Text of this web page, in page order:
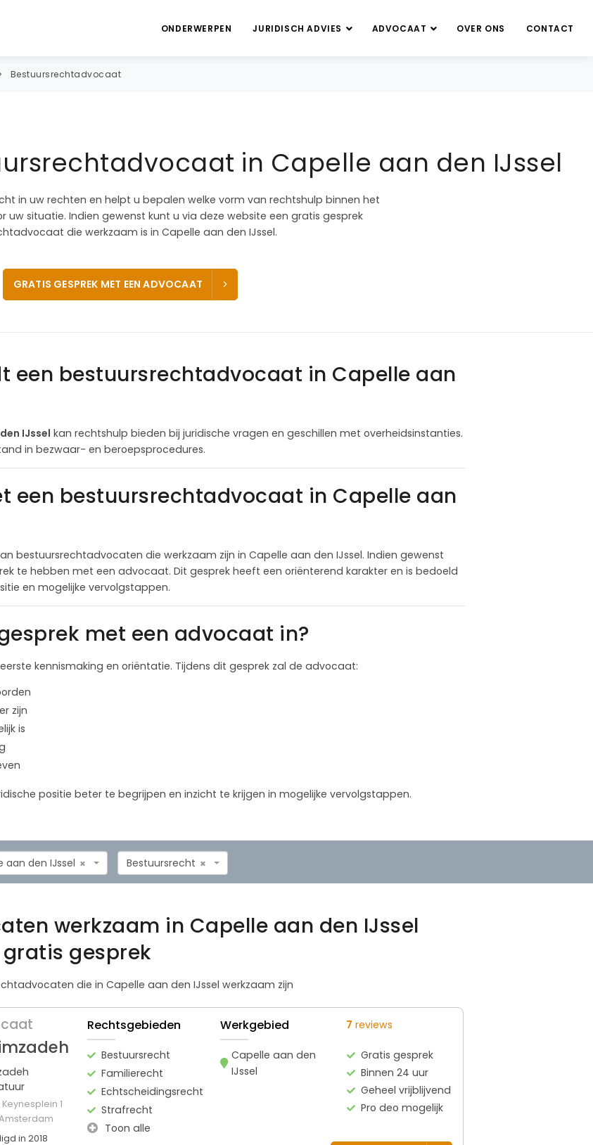
ONDERWERPEN JURIDISCH ADVIES ADVOCAAT OVER ONS CONTACT
Bestuursrechtadvocaat
in Capelle aan den IJssel
in uw rechten en helpt u bepalen welke vorm van rechtshulp binnen het
uw situatie. Indien gewenst kunt u via deze website een gratis gesprek
die werkzaam is in Capelle aan den IJssel.
GRATIS GESPREK MET EEN ADVOCAAT
een bestuursrechtadvocaat in Capelle aan
IJssel kan rechtshulp bieden bij juridische vragen en geschillen met overheidsinstanties.
in bezwaar- en beroepsprocedures.
een bestuursrechtadvocaat in Capelle aan
bestuursrechtadvocaten die werkzaam zijn in Capelle aan den IJssel. Indien gewenst
te hebben met een advocaat. Dit gesprek heeft een oriënterend karakter en is bedoeld
en mogelijke vervolgstappen.
met een advocaat in?
kennismaking en oriëntatie. Tijdens dit gesprek zal de advocaat:
zijn
is
positie beter te begrijpen en inzicht te krijgen in mogelijke vervolgstappen.
×
aan den IJssel ×
Bestuursrecht
werkzaam in Capelle aan den IJssel
gesprek
die in Capelle aan den IJssel werkzaam zijn
1
Amsterdam
in 2018
Rechtsgebieden
Bestuursrecht
Familierecht
Echtscheidingsrecht
Strafrecht
Toon alle
Werkgebied
Capelle aan den
IJssel
7 reviews
Gratis gesprek
Binnen 24 uur
Geheel vrijblijvend
Pro deo mogelijk